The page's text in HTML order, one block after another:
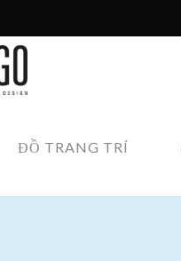
ĐỒ TRANG TRÍ